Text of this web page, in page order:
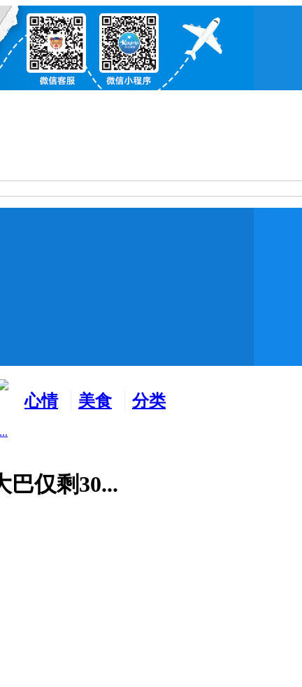
心情
美食
分类
巴仅剩30...